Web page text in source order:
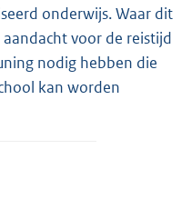
onderwijs. Waar dit
voor de reistijd
nodig hebben die
kan worden